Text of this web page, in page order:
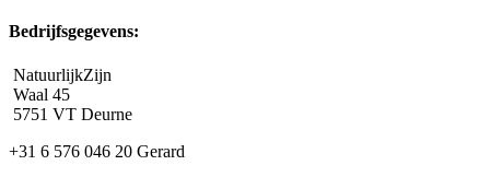
Bedrijfsgegevens:
NatuurlijkZijn
Waal 45
5751 VT Deurne
+31 6 576 046 20 Gerard